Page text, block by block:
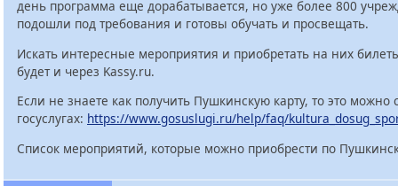
день программа еще дорабатывается, но уже более 800
подошли под требования и готовы обучать и просвещать.
Искать интересные мероприятия и приобретать на них
будет и через Kassy.ru.
Если не знаете как получить Пушкинскую карту, то это можно
госуслугах: https://www.gosuslugi.ru/help/faq/
Список мероприятий, которые можно приобрести по